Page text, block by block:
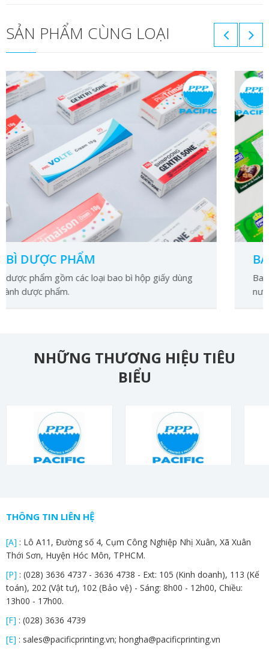
SẢN PHẨM CÙNG LOẠI
các loại bao bì hộp giấy dùng
BAO BÌ
Bao bì nhãn hàng
nước giải khát,
NHỮNG THƯƠNG HIỆU TIÊU
BIỂU
THÔNG TIN LIÊN HỆ
[A] : Lô A11, Đường số 4, Cụm Công Nghiệp Nhị Xuân, Xã Xuân
Thới Sơn, Huyện Hóc Môn, TPHCM.
[P] : (028) 3636 4737 - 3636 4738 - Ext: 105 (Kinh doanh), 113 (Kế
toán), 202 (Vật tư), 102 (Bảo vệ) - Sáng: 8h00 - 12h00, Chiều:
13h00 - 17h00.
[F] : (028) 3636 4739
[E] : sales@pacificprinting.vn; hongha@pacificprinting.vn